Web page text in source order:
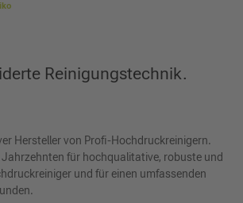
Reinigungstechnik.
Hersteller von Profi-Hochdruckreinigern.
Jahrzehnten für hochqualitative, robuste und
und für einen umfassenden